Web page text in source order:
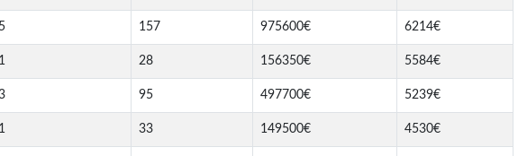
5 157 975600€ 6214€
1 28 156350€ 5584€
95 497700€ 5239€
1 33 149500€ 4530€